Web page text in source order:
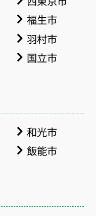
福生市
羽村市
国立市
和光市
飯能市